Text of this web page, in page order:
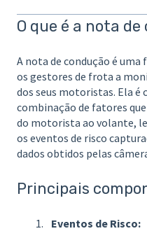
O que é a nota
A nota de condução é
os gestores de frota a
dos seus motoristas. Ela é
combinação de fatores
do motorista ao volante,
os eventos de risco
dados obtidos pelas
Principais
Eventos de Risco: